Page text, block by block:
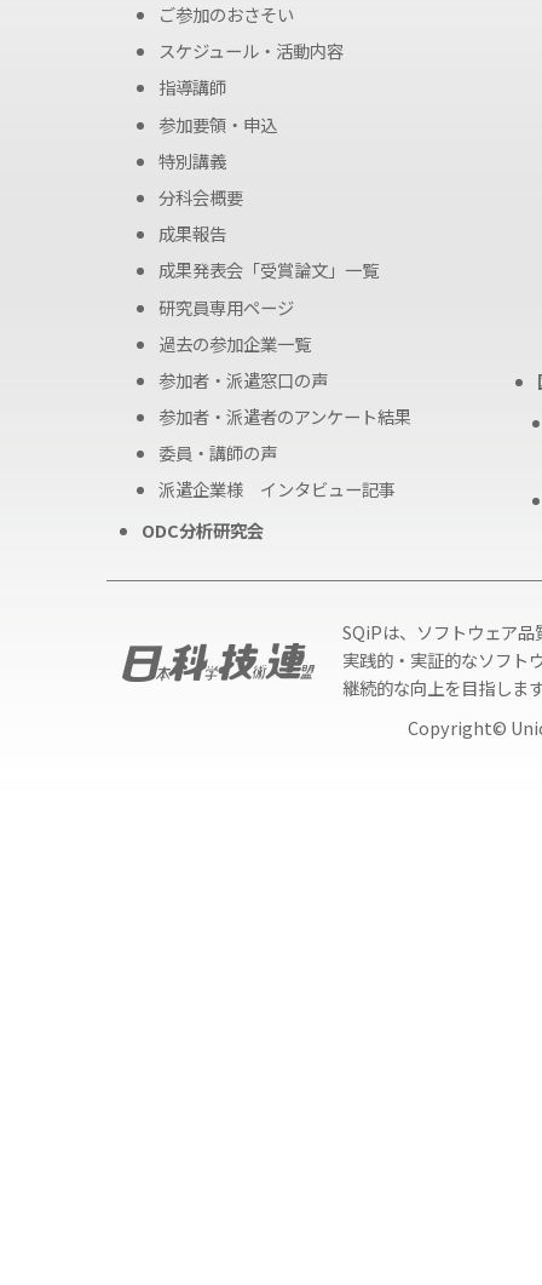
ご参加のおさそい
スケジュール・活動内容
指導講師
参加要領・申込
特別講義
分科会概要
成果報告
成果発表会「受賞論文」一覧
研究員専用ページ
過去の参加企業一覧
参加者・派遣窓口の声
参加者・派遣者のアンケート結果
委員・講師の声
派遣企業様 インタビュー記事
ODC分析研究会
SQiPは、ソフトウェア
実践的・実証的なソフト
継続的な向上を目指しま
Copyright©